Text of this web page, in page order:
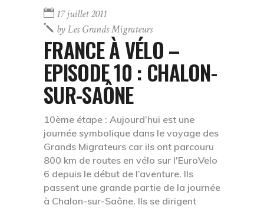
17 juillet 2011
byLes Grands Migrateurs
FRANCE À VÉLO –
EPISODE 10 : CHALON-
SUR-SAÔNE
10ème étape : Aujourd’hui est une
journée symbolique dans le voyage des
Grands Migrateurs car ils ont parcouru
800 km de routes en vélo sur l'EuroVelo
6 depuis le début de l’aventure. Ils
passent une grande partie de la journée
à Chalon-sur-Saône. Ils se dirigent